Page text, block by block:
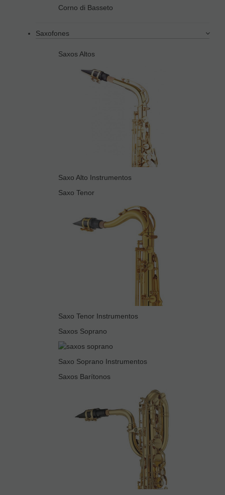
Corno di Basseto
Saxofones
Saxos Altos
Saxo Alto Instrumentos
Saxo Tenor
Saxo Tenor Instrumentos
Saxos Soprano
Saxo Soprano Instrumentos
Saxos Barítonos